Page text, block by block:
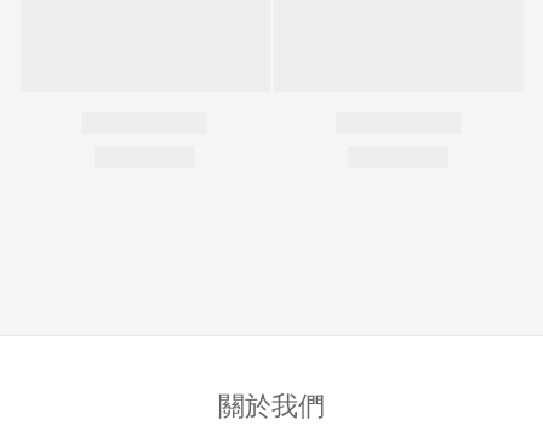
關於我們